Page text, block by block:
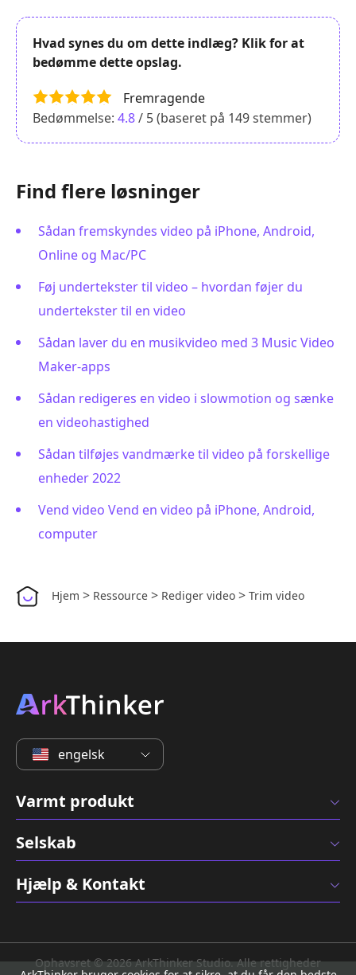
Hvad synes du om dette indlæg? Klik for at
bedømme dette opslag.
Fremragende
Bedømmelse: 4.8/ 5 (baseret på 149stemmer)
Find flere løsninger
Sådan fremskyndes video på iPhone, Android,
Online og Mac/PC
Føj undertekster til video – hvordan føjer du
undertekster til en video
Sådan laver du en musikvideo med 3 Music Video
Maker-apps
Sådan redigeres en video i slowmotion og sænke
en videohastighed
Sådan tilføjes vandmærke til video på forskellige
enheder 2022
Vend video Vend en video på iPhone, Android,
computer
Hjem > Ressource > Rediger video > Trim video
engelsk
Varmt produkt
Selskab
Hjælp & Kontakt
Ophavsret © 2026 ArkThinker Studio. Alle rettigheder